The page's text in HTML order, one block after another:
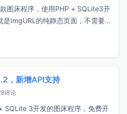
图床程序，使用PHP + SQLite3开
是ImgURL的纯静态页面，不需要
录进行访问。下载ImgURL单页版
的ImgUR
，新增API支持
评论
SQLite 3开发的图床程序，免费开